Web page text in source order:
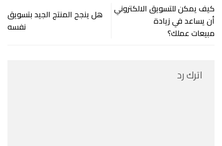
كيف يمكن للتسويق الالكتروني
أن يساعد في زيادة
مبيعات عملك؟
هل ينجح المنتج الجيد بتسويق
نفسه
اترك رد